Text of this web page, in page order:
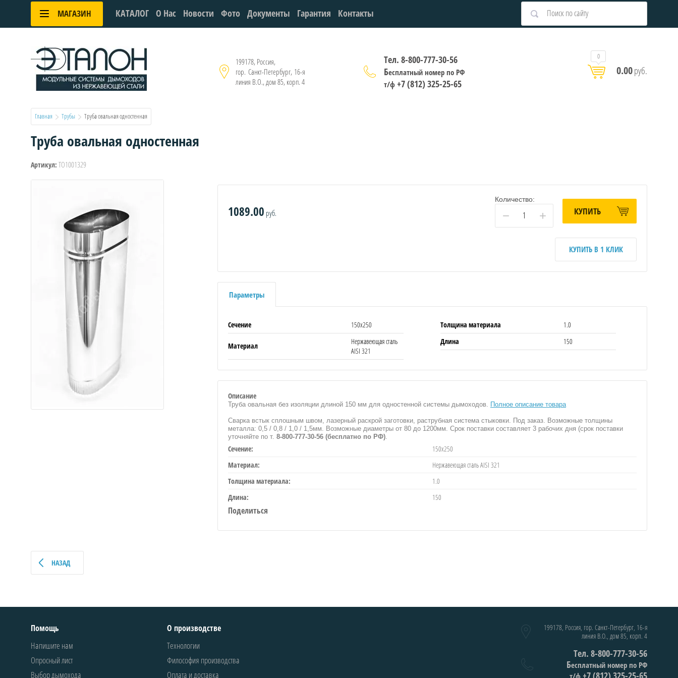
МАГАЗИН КАТАЛОГ О Нас Новости Фото Документы Гарантия Контакты
199178, Россия,
гор. Санкт-Петербург, 16-я
линия В.О., дом 85, корп. 4
Тел. 8-800-777-30-56
Бесплатный номер по РФ
т/ф +7 (812) 325-25-65
0
0.00руб.
Главная Трубы
  Труба овальная одностенная
Труба овальная одностенная
Артикул: TO1001329
1089.00 руб.
Количество:
− + КУПИТЬ
КУПИТЬ В 1 КЛИК
Параметры
Сечение 150х250
Материал
Нержавеющая сталь
AISI 321
Толщина материала
1.0
Длина
150
Описание
Труба овальная без изоляции длиной 150 мм для одностенной системы дымоходов. Полное описание товара
Сварка встык сплошным швом, лазерный раскрой заготовки, раструбная система стыковки. Под заказ. Возможные толщины
металла: 0,5 / 0,8 / 1,0 / 1,5мм. Возможные диаметры от 80 до 1200мм. Срок поставки составляет 3 рабочих дня (срок поставки
уточняйте по т. 8-800-777-30-56 (бесплатно по РФ)
Сечение:
150х250
Материал:
Нержавеющая сталь AISI 321
Толщина материала:
1.0
Длина:
150
Поделиться
НАЗАД
Помощь
Напишите нам
Опросный лист
Выбор дымохода
О производстве
Технологии
Философия производства
Оплата и доставка
199178, Россия, гор. Санкт-Петербург, 16-я
линия В.О., дом 85, корп. 4
Тел. 8-800-777-30-56
Бесплатный номер по РФ
т/ф +7 (812) 325-25-65